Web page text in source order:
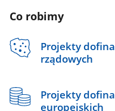
Co robimy
Projekty
rządowych
Projekty
europejskich